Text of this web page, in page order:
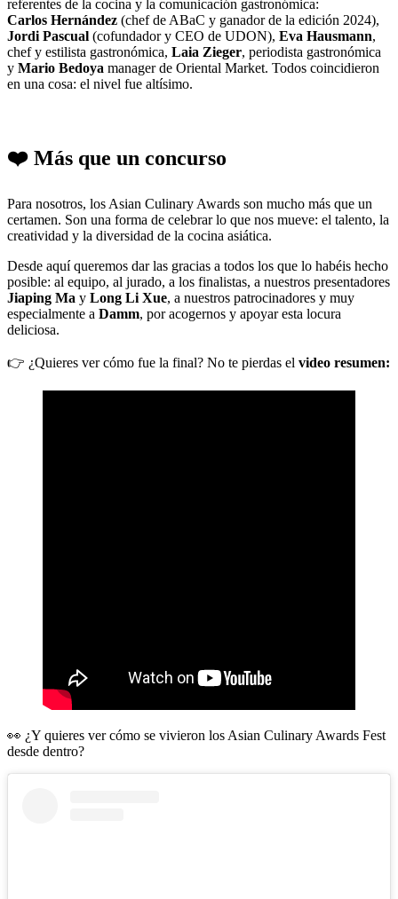
referentes de la cocina y la comunicación gastronómica:
Carlos Hernández (chef de ABaC y ganador de la edición 2024),
Jordi Pascual (cofundador y CEO de UDON), Eva Hausmann,
chef y estilista gastronómica, Laia Zieger, periodista gastronómica
y Mario Bedoya manager de Oriental Market. Todos coincidieron
en una cosa: el nivel fue altísimo.
❤️ Más que un concurso
Para nosotros, los Asian Culinary Awards son mucho más que un
certamen. Son una forma de celebrar lo que nos mueve: el talento, la
creatividad y la diversidad de la cocina asiática.
Desde aquí queremos dar las gracias a todos los que lo habéis hecho
posible: al equipo, al jurado, a los finalistas, a nuestros presentadores
Jiaping Ma y Long Li Xue, a nuestros patrocinadores y muy
especialmente a Damm, por acogernos y apoyar esta locura
deliciosa.
👉 ¿Quieres ver cómo fue la final? No te pierdas el video resumen:
👀 ¿Y quieres ver cómo se vivieron los Asian Culinary Awards Fest
desde dentro?